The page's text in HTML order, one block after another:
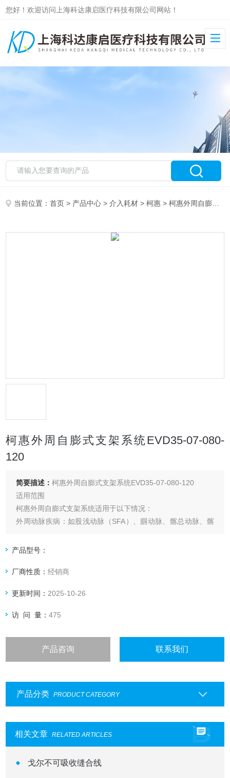
您好！欢迎访问上海科达康启医疗科技有限公司网站！
当前位置：首页 > 产品中心 >介入耗材 >柯惠 > 柯惠外周自膨式支架系统EVD35-07-080-120
柯惠外周自膨式支架系统EVD35-07-080-
120
简要描述：柯惠外周自膨式支架系统EVD35-07-080-120
适用范围
柯惠外周自膨式支架系统适用于以下情况：
外周动脉疾病：如股浅动脉（SFA）、腘动脉、髂总动脉、髂
PTA术后：经皮腔内血管成形术（PTA）后，用于治疗效果不
造成的梗阻或再闭塞。
产品型号：
厂商性质：经销商
更新时间： 2025-10-26
访 问 量：475
产品咨询 联系我们
产品分类 PRODUCT CATEGORY
相关文章 RELATED ARTICLES
戈尔不可吸收缝合线